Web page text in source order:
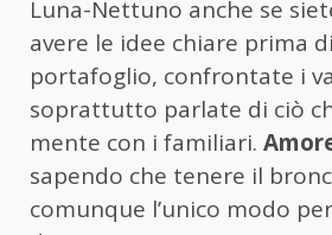
Luna-Nettuno anche se
avere le idee chiare prima
portafoglio, confrontate i
soprattutto parlate di ciò
mente con i familiari.
sapendo che tenere il
comunque l’unico modo